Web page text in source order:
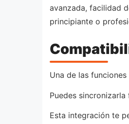
avanzada, facilidad
principiante o
Una de las
Puedes
Esta integración te